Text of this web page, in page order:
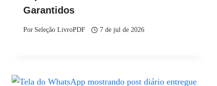
Garantidos
Por Seleção LivroPDF 7 de jul de 2026